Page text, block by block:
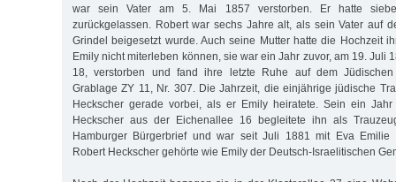
war sein Vater am 5. Mai 1857 verstorben. Er hatte
zurückgelassen. Robert war sechs Jahre alt, als sein Vater auf
Grindel beigesetzt wurde. Auch seine Mutter hatte die Hochzeit
Emily nicht miterleben können, sie war ein Jahr zuvor, am 19. Juli
18, verstorben und fand ihre letzte Ruhe auf dem Jüdischen
Grablage ZY 11, Nr. 307. Die Jahrzeit, die einjährige jüdische
Heckscher gerade vorbei, als er Emily heiratete. Sein ein
Heckscher aus der Eichenallee 16 begleitete ihn als
Hamburger Bürgerbrief und war seit Juli 1881 mit Eva Emilie
Robert Heckscher gehörte wie Emily der Deutsch-Israelitischen